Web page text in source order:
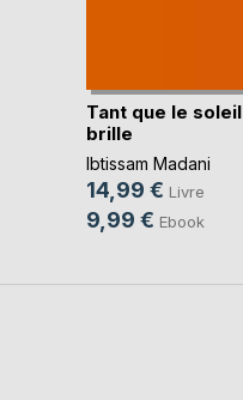
Tant que le soleil
brille
Ibtissam Madani
14,99 € Livre
9,99 € Ebook